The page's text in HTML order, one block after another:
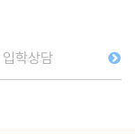
입학상담